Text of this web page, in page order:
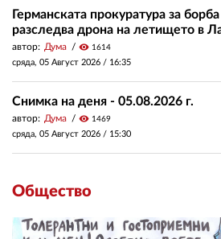
Германската прокуратура за
разследва дрона на летището в
автор: Дума visibility 1614
сряда, 05 Август 2026 / 16:35
Снимка на деня - 05.08.2026 г.
автор: Дума visibility 1469
сряда, 05 Август 2026 / 15:30
Общество